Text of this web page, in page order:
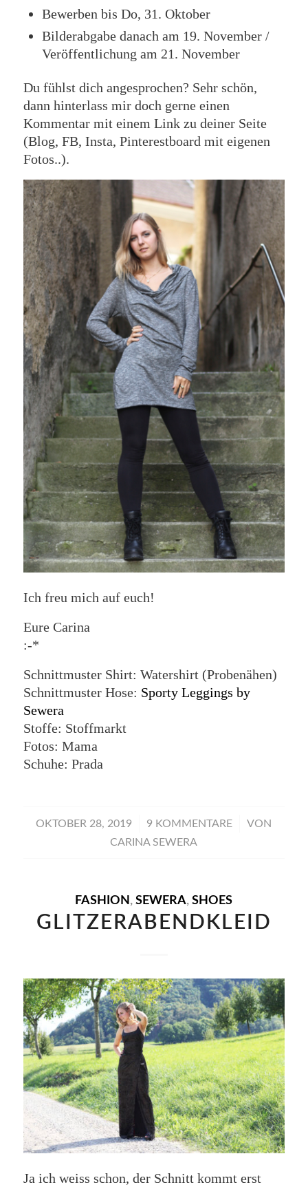
Bewerben bis Do, 31. Oktober
Bilderabgabe danach am 19. November /
Veröffentlichung am 21. November
Du fühlst dich angesprochen? Sehr schön,
dann hinterlass mir doch gerne einen
Kommentar mit einem Link zu deiner Seite
(Blog, FB, Insta, Pinterestboard mit eigenen
Fotos..).
Ich freu mich auf euch!
Eure Carina
:-*
Schnittmuster Shirt: Watershirt (Probenähen)
Schnittmuster Hose: Sporty Leggings by
Sewera
Stoffe: Stoffmarkt
Fotos: Mama
Schuhe: Prada
OKTOBER 28, 2019
/ 9 KOMMENTARE
/
VON
CARINA SEWERA
FASHION ,SEWERA,SHOES
GLITZERABENDKLEID
Ja ich weiss schon, der Schnitt kommt erst